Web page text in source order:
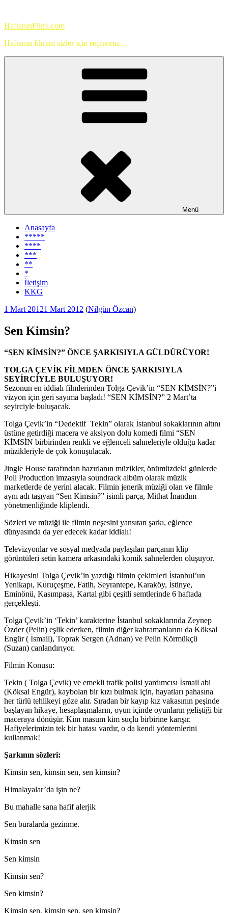
HaftanınFilmi.com
Haftanın filmini sizler için seçiyoruz…
Menü
Anasayfa
*****
****
***
**
*
İletişim
KKG
Yayım
1 Mart 20121 Mart 2012 (Nilgün Özcan)
Sen Kimsin?
“SEN KİMSİN?” ÖNCE ŞARKISIYLA GÜLDÜRÜYOR!
TOLGA ÇEVİK FİLMDEN ÖNCE ŞARKISIYLA
SEYİRCİYLE BULUŞUYOR!
Sezonun en iddialı filmlerinden Tolga Çevik’in “SEN KİMSİN?”i
vizyon için geri sayıma başladı! “SEN KİMSİN?” 2 Mart’ta
seyirciyle buluşacak.
Tolga Çevik’in “Dedektif Tekin” olarak İstanbul sokaklarının altını
üstüne getirdiği macera ve aksiyon dolu komedi filmi “SEN
KİMSİN birbirinden renkli ve eğlenceli sahneleriyle olduğu kadar
müzikleriyle de çok konuşulacak.
Jingle House tarafından hazırlanın müzikler, önümüzdeki günlerde
Poll Production imzasıyla soundrack albüm olarak müzik
marketlerde de yerini alacak. Filmin jenerik müziği olan ve filmle
aynı adı taşıyan “Sen Kimsin?” isimli parça, Mithat İnandım
yönetmenliğinde kliplendi.
Sözleri ve müziği ile filmin neşesini yansıtan şarkı, eğlence
dünyasında da yer edecek kadar iddialı!
Televizyonlar ve sosyal medyada paylaşılan parçanın klip
görüntüleri setin kamera arkasındaki komik sahnelerden oluşuyor.
Hikayesini Tolga Çevik’in yazdığı filmin çekimleri İstanbul’un
Yenikapı, Kuruçeşme, Fatih, Seyrantepe, Karaköy, İstinye,
Eminönü, Kasımpaşa, Kartal gibi çeşitli semtlerinde 6 haftada
gerçekleşti.
Tolga Çevik’in ‘Tekin’ karakterine İstanbul sokaklarında Zeynep
Özder (Pelin) eşlik ederken, filmin diğer kahramanlarını da Köksal
Engür ( İsmail), Toprak Sergen (Adnan) ve Pelin Körmükçü
(Suzan) canlandırıyor.
Filmin Konusu:
Tekin ( Tolga Çevik) ve emekli trafik polisi yardımcısı İsmail abi
(Köksal Engür), kaybolan bir kızı bulmak için, hayatları pahasına
her türlü tehlikeyi göze alır. Sıradan bir kayıp kız vakasının peşinde
başlayan hikaye, hesaplaşmaların, oyun içinde oyunların geliştiği bir
maceraya dönüşür. Kim masum kim suçlu birbirine karışır.
Hafiyelerimizin tek bir hatası vardır, o da kendi yöntemlerini
kullanmak!
Şarkının sözleri:
Kimsin sen, kimsin sen, sen kimsin?
Himalayalar’da işin ne?
Bu mahalle sana hafif alerjik
Sen buralarda gezinme.
Kimsin sen
Sen kimsin
Kimsin sen?
Sen kimsin?
Kimsin sen, kimsin sen, sen kimsin?